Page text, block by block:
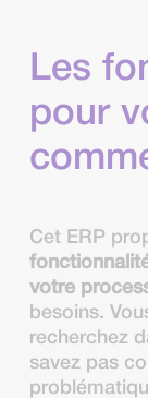
Les
pour
Cet ERP
votre
besoins.
recherchez
savez pas